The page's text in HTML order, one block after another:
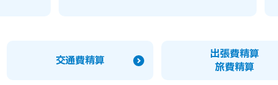
交通費精算
出張費精算
旅費精算